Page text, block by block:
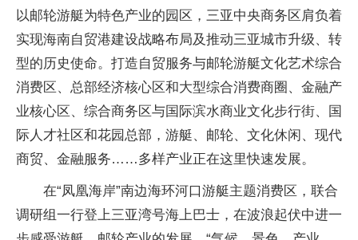
以邮轮游艇为特色产业的园区，三亚中央商务区肩负着
实现海南自贸港建设战略布局及推动三亚城市升级、转
型的历史使命。打造自贸服务与邮轮游艇文化艺术综合
消费区、总部经济核心区和大型综合消费商圈、金融产
业核心区、综合商务区与国际滨水商业文化步行街、国
际人才社区和花园总部，游艇、邮轮、文化休闲、现代
商贸、金融服务……多样产业正在这里快速发展。
在“凤凰海岸”南边海环河口游艇主题消费区，联合
调研组一行登上三亚湾号海上巴士，在波浪起伏中进一